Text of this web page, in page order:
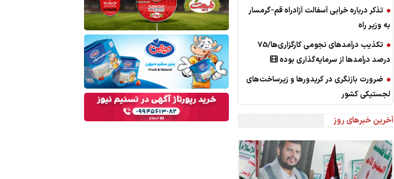
تذکر درباره خرابی آسفالت آزادراه قم-گرمسار
به وزیر راه
تکذیب درآمدهای نجومی کارگزاری‌ها/75
درصد درآمدها از سرمایه‌گذاری بوده
ضرورت بازنگری در کریدورها و زیرساخت‌های
لجستیکی کشور
آخرین خبرهای روز